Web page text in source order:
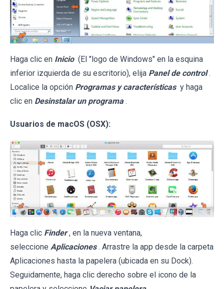
Haga clic en Inicio (El "logo de Windows" en la esquina
inferior izquierda de su escritorio), elija Panel de control .
Localice la opción Programas y características y haga
clic en Desinstalar un programa .
Usuarios de macOS (OSX):
Haga clic Finder , en la nueva ventana,
seleccione Aplicaciones . Arrastre la app desde la carpeta
Aplicaciones hasta la papelera (ubicada en su Dock).
Seguidamente, haga clic derecho sobre el icono de la